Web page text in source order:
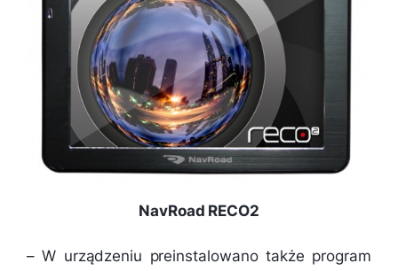
NavRoad RECO2
–W urządzeniu preinstalowano także program